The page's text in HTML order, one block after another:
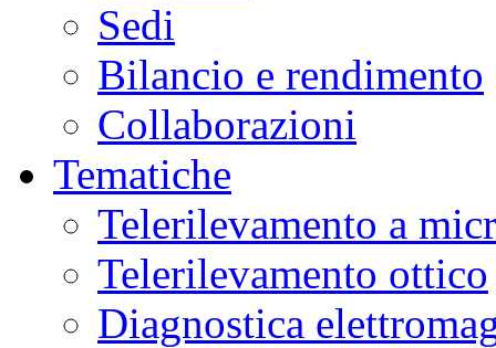
Sedi
Bilancio e rendimento
Collaborazioni
Tematiche
Telerilevamento a
Telerilevamento ottico
Diagnostica